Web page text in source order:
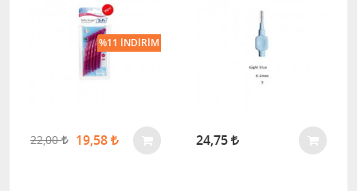
22,00 19,58
%11 İNDIRIM
24,75